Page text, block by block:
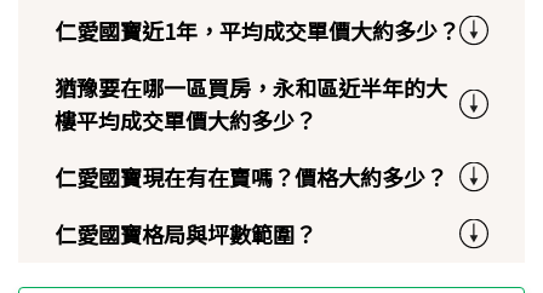
仁愛國寶近1年，平均成交單價大約多少？
猶豫要在哪一區買房，永和區近半年的大
樓平均成交單價大約多少？
仁愛國寶現在有在賣嗎？價格大約多少？
仁愛國寶格局與坪數範圍？